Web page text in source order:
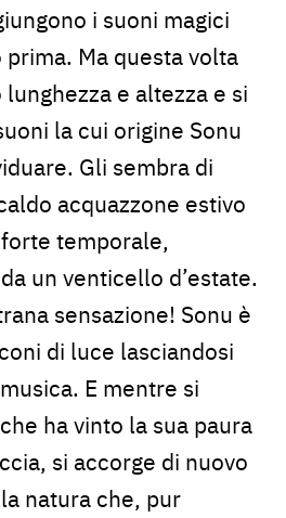
i suoni magici
Ma questa volta
e altezza e si
la cui origine Sonu
Gli sembra di
acquazzone estivo
temporale,
un venticello d’estate.
sensazione! Sonu è
di luce lasciandosi
E mentre si
ha vinto la sua paura
si accorge di nuovo
natura che, pur